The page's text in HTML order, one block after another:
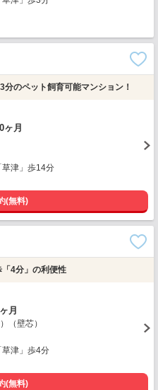
のペット飼育可能マンション！
ヶ月
草津」歩14分
(無料)
4分」の利便性
月
（壁芯）
草津」歩4分
(無料)